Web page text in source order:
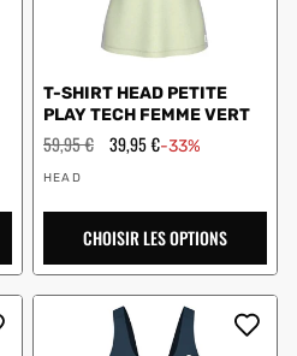
T-SHIRT HEAD PETITE
PLAY TECH FEMME VERT
Prix
régulier
59,95 € Prix
39,95 €-33%
Vendeur
HEAD
CHOISIR LES OPTIONS